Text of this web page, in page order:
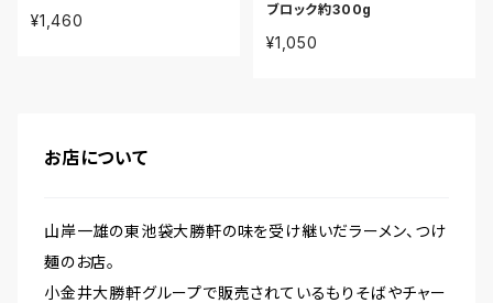
¥1,460
ブロック約300g
¥1,050
お店について
山岸一雄の東池袋大勝軒の味を受け継いだラーメン、つけ
麺のお店。
小金井大勝軒グループで販売されているもりそばやチャー